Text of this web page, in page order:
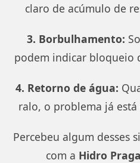
claro de acúmulo de
3. Borbulhamento:
podem indicar bloqueio
4. Retorno de água:
ralo, o problema já
Percebeu algum desses
com a Hidro